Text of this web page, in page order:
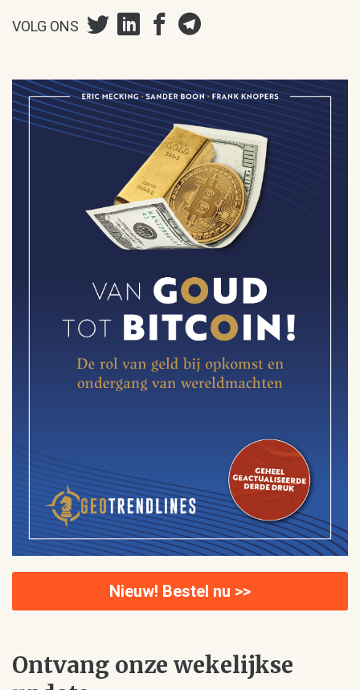
VOLG ONS
Nieuw! Bestel nu >>
Ontvang onze wekelijkse